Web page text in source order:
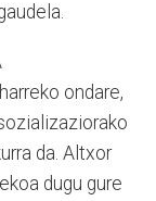
ondare,
da. Altxor
dugu gure